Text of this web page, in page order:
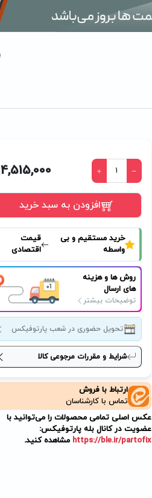
4,515,000
افزودن به سبد خرید
خرید مستقیم و بی
واسطه
قیمت
اقتصادی
روش ها و هزینه
های ارسال
توضیحات بیشتر
تحویل حضوری در شعب پارتوفیکس
شرایط و مقررات مرجوعی کالا
ارتباط با فروش
تماس با کارشناسان
عکس اصلی تمامی محصولات را می‌توانید با
عضویت در کانال بله پارتوفیکس:
https://ble.ir/partofix مشاهده کنید.